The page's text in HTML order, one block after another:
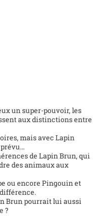
un super-pouvoir, les
aux distinctions entre
mais avec Lapin
de Lapin Brun, qui
des animaux aux
ou encore Pingouin et
Brun pourrait lui aussi
?